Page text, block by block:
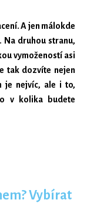
A jen málokde
Na druhou stranu,
vymožeností asi
tak dozvíte nejen
je nejvíc, ale i to,
v kolika budete
Vybírat